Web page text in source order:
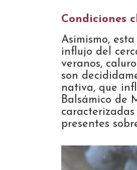
Condiciones
Asimismo,
influjo del
veranos,
son
nativa, que
Balsámico de
presentes